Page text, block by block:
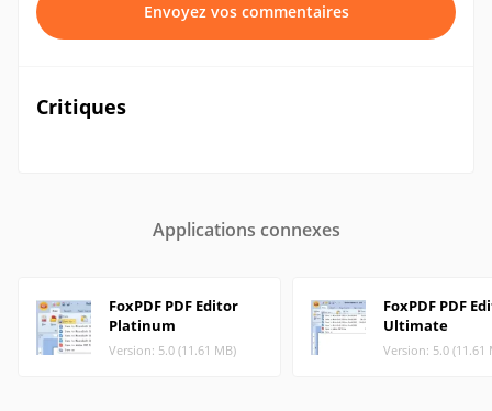
Envoyez vos commentaires
Critiques
Applications connexes
FoxPDF PDF Editor
Platinum
Version: 5.0 (11.61 MB)
FoxPDF PDF
Ultimate
Version: 5.0 (11.61